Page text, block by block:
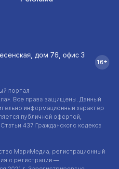
портал
. Все права защищены. Данный
информационный характер
публичной офертой,
437 Гражданского кодекса
МариМедиа, регистрационный
о регистрации —
дом 76, офис 3
16+